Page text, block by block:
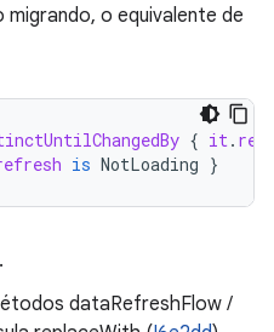
migrando, o equivalente de
{ it.
is NotLoading }
dataRefreshFlow /